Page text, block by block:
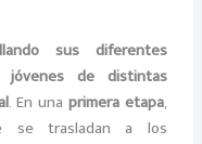
sus diferentes
jóvenes de distintas
. En una primera etapa,
se trasladan a los